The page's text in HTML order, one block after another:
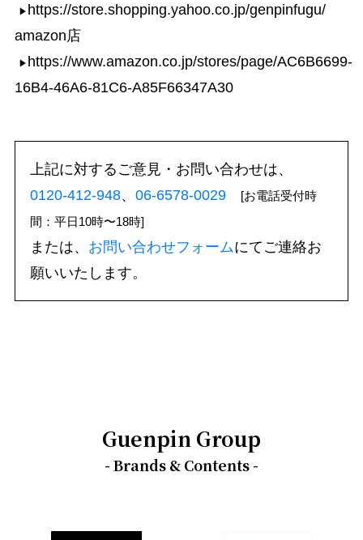
https://store.shopping.yahoo.co.jp/genpinfugu/
amazon店
https://www.amazon.co.jp/stores/page/AC6B6699-
16B4-46A6-81C6-A85F66347A30
上記に対するご意見・お問い合わせは、
0120-412-948、06-6578-0029
[お電話受付時
間：平日10時〜18時]
または、 お問い合わせフォームにてご連絡お
願いいたします。
Guenpin Group
- Brands & Contents -